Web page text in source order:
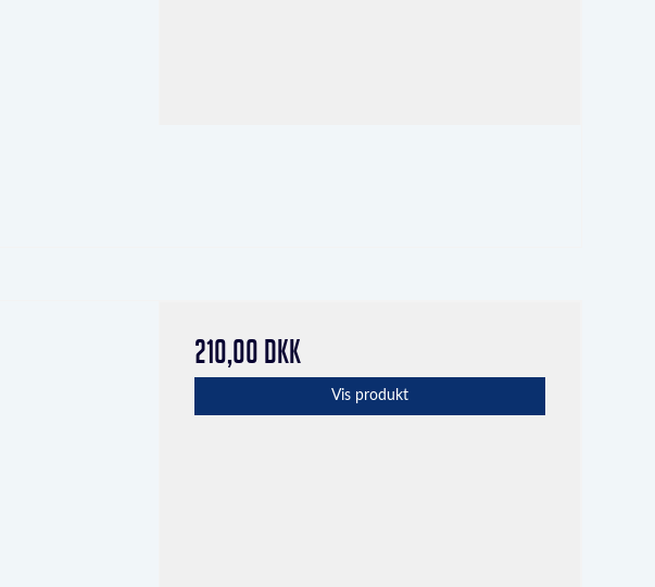
210,00 DKK
Vis produkt